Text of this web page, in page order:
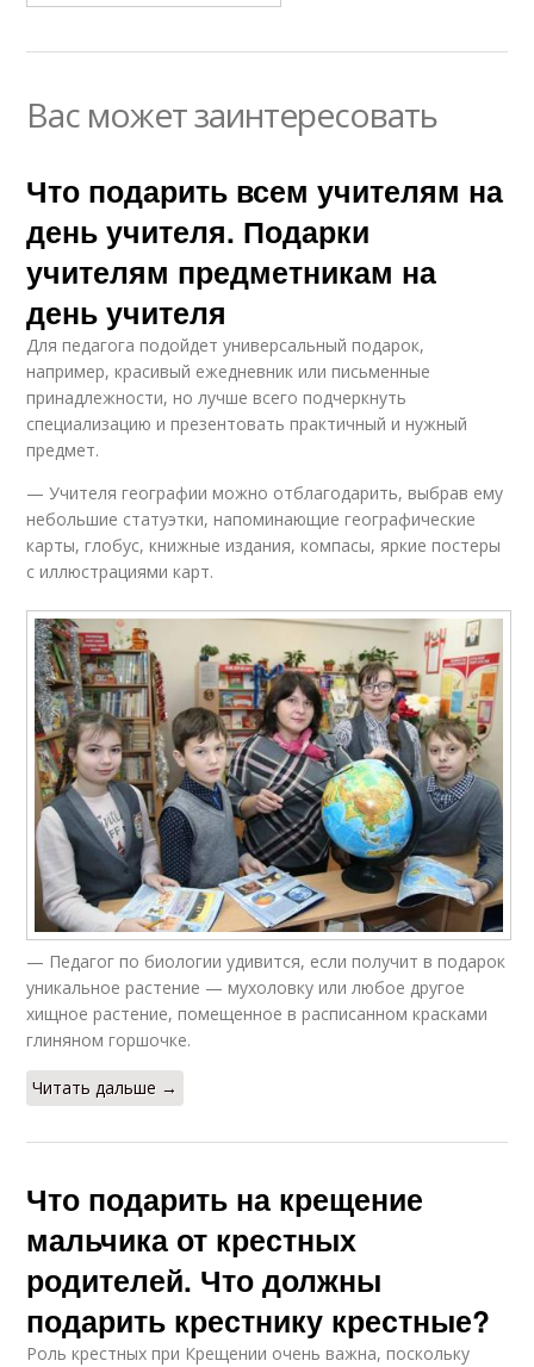
Вас может заинтересовать
Что подарить всем учителям на
день учителя. Подарки
учителям предметникам на
день учителя
Для педагога подойдет универсальный подарок,
например, красивый ежедневник или письменные
принадлежности, но лучше всего подчеркнуть
специализацию и презентовать практичный и нужный
предмет.
— Учителя географии можно отблагодарить, выбрав ему
небольшие статуэтки, напоминающие географические
карты, глобус, книжные издания, компасы, яркие постеры
с иллюстрациями карт.
— Педагог по биологии удивится, если получит в подарок
уникальное растение — мухоловку или любое другое
хищное растение, помещенное в расписанном красками
глиняном горшочке.
Читать дальше →
Что подарить на крещение
мальчика от крестных
родителей. Что должны
подарить крестнику крестные?
Роль крестных при Крещении очень важна, поскольку